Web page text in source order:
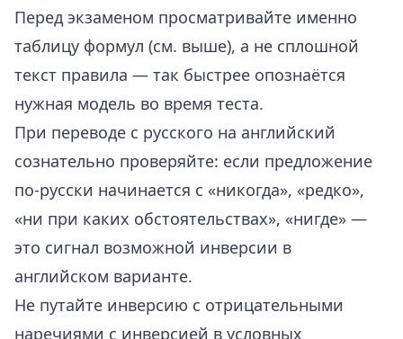
Перед экзаменом просматривайте именно
таблицу формул (см. выше), а не сплошной
текст правила — так быстрее опознаётся
нужная модель во время теста.
При переводе с русского на английский
сознательно проверяйте: если предложение
по-русски начинается с «никогда», «редко»,
«ни при каких обстоятельствах», «нигде» —
это сигнал возможной инверсии в
английском варианте.
Не путайте инверсию с отрицательными
наречиями с инверсией в условных